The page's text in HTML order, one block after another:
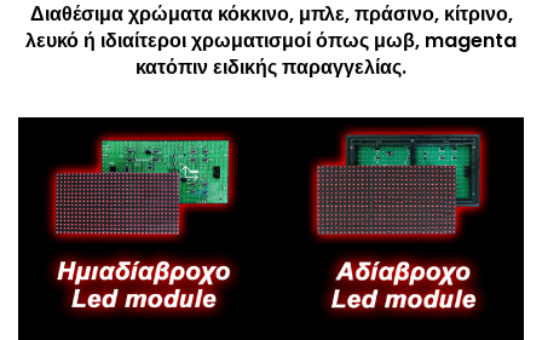
Διαθέσιμα χρώματα κόκκινο, μπλε, πράσινο, κίτρινο,
λευκό ή ιδιαίτεροι χρωματισμοί όπως μωβ, magenta
κατόπιν ειδικής παραγγελίας.